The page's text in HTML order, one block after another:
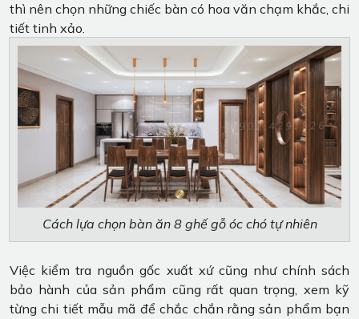
thì nên chọn những chiếc bàn có hoa văn chạm khắc, chi
tiết tinh xảo.
Cách lựa chọn bàn ăn 8 ghế gỗ óc chó tự nhiên
Việc kiểm tra nguồn gốc xuất xứ cũng như chính sách
bảo hành của sản phẩm cũng rất quan trọng, xem kỹ
từng chi tiết mẫu mã để chắc chắn rằng sản phẩm bạn